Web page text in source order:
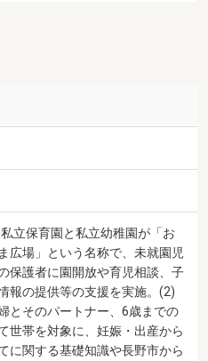
立保育園と私立幼稚園が「お
広場」という名称で、未就園児
保護者に園開放や育児相談、子
報の提供等の支援を実施。(2)
とそのパートナー、6歳までの
世帯を対象に、妊娠・出産から
に関する基礎知識や長野市から